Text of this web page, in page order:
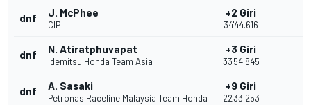
dnf J. McPhee
CIP
+2 Giri
34'44.616
dnf N. Atiratphuvapat
Idemitsu Honda Team Asia
+3 Giri
33'54.845
dnf A. Sasaki
Petronas Raceline Malaysia Team Honda
+9 Giri
22'33.253